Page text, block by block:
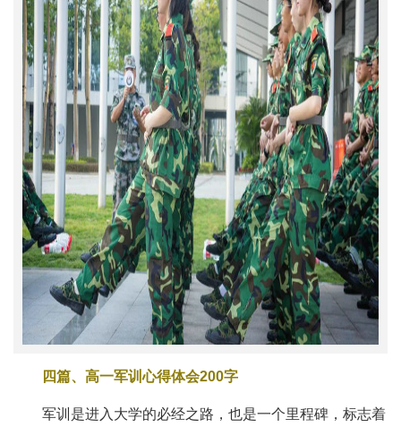
四篇、高一军训心得体会200字
军训是进入大学的必经之路，也是一个里程碑，标志着